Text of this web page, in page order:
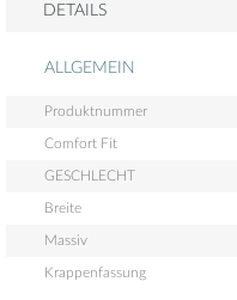
DETAILS
ALLGEMEIN
Produktnummer
Comfort Fit
GESCHLECHT
Breite
Massiv
Krappenfassung